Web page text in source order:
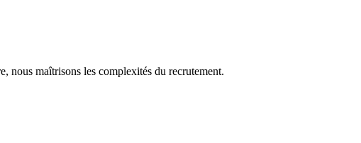
nous maîtrisons les complexités du recrutement.